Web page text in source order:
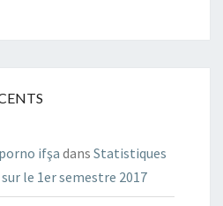
ifşa dans Statistiques
le 1er semestre 2017